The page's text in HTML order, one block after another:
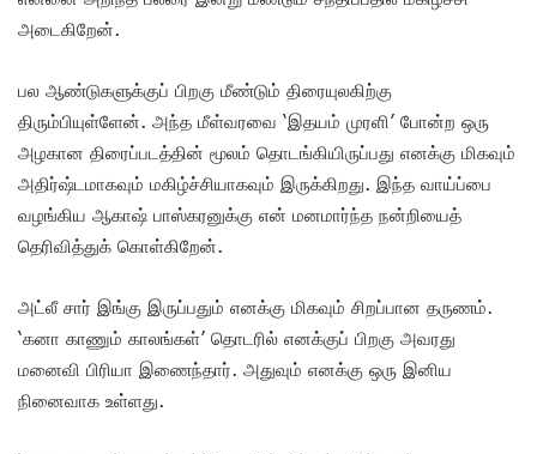
அடைகிறேன்.
பல ஆண்டுகளுக்குப் பிறகு மீண்டும் திரையுலகிற்கு
திரும்பியுள்ளேன். அந்த மீள்வரவை ‘இதயம் முரளி’ போன்ற ஒரு
அழகான திரைப்படத்தின் மூலம் தொடங்கியிருப்பது எனக்கு மிகவும்
அதிர்ஷ்டமாகவும் மகிழ்ச்சியாகவும் இருக்கிறது. இந்த வாய்ப்பை
வழங்கிய ஆகாஷ் பாஸ்கரனுக்கு என் மனமார்ந்த நன்றியைத்
தெரிவித்துக் கொள்கிறேன்.
அட்லீ சார் இங்கு இருப்பதும் எனக்கு மிகவும் சிறப்பான தருணம்.
‘கனா காணும் காலங்கள்’ தொடரில் எனக்குப் பிறகு அவரது
மனைவி பிரியா இணைந்தார். அதுவும் எனக்கு ஒரு இனிய
நினைவாக உள்ளது.